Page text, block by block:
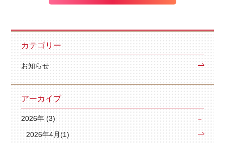
カテゴリー
お知らせ
アーカイブ
2026年 (3)
2026年4月(1)